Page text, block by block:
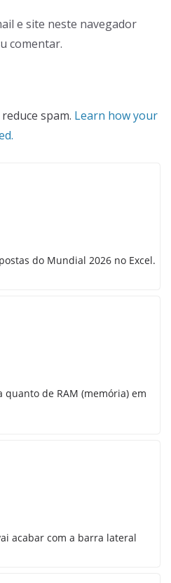
e site neste navegador
comentar.
spam. Learn how your
do Mundial 2026 no Excel.
de RAM (memória) em
acabar com a barra lateral